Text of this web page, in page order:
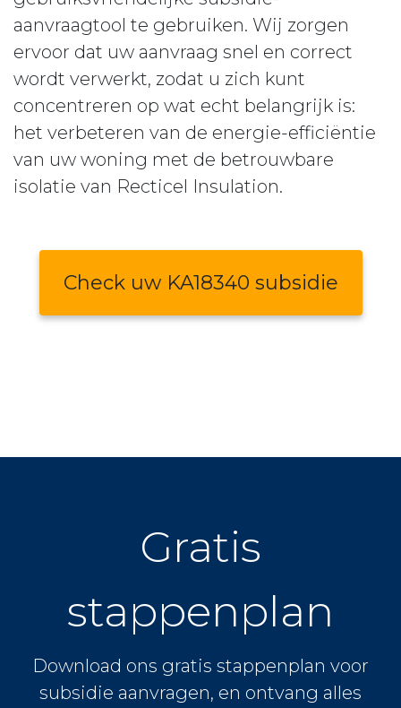
aanvraagtool te gebruiken. Wij zorgen
ervoor dat uw aanvraag snel en correct
wordt verwerkt, zodat u zich kunt
concentreren op wat echt belangrijk is:
het verbeteren van de energie-efficiëntie
van uw woning met de betrouwbare
isolatie van Recticel Insulation.
Check uw KA18340 subsidie
Gratis
stappenplan
Download ons gratis stappenplan voor
subsidie aanvragen, en ontvang alles